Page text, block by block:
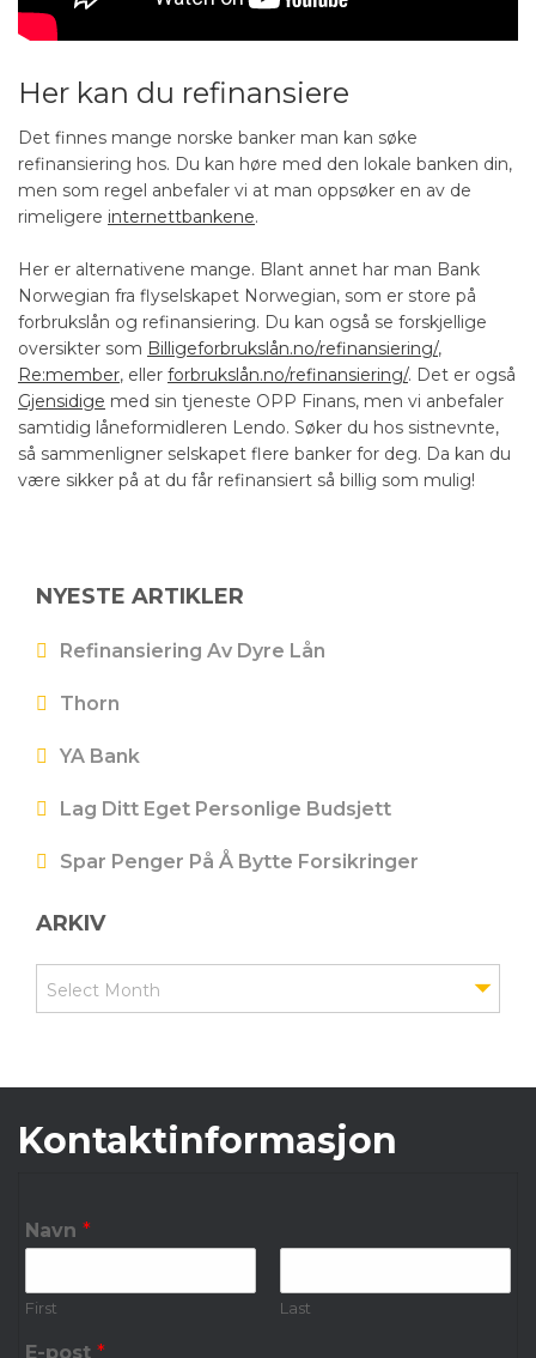
Her kan du refinansiere
Det finnes mange norske banker man kan søke
refinansiering hos. Du kan høre med den lokale banken din,
men som regel anbefaler vi at man oppsøker en av de
rimeligere internettbankene.
Her er alternativene mange. Blant annet har man Bank
Norwegian fra flyselskapet Norwegian, som er store på
forbrukslån og refinansiering. Du kan også se forskjellige
oversikter som Billigeforbrukslån.no/refinansiering/,
Re:member, eller forbrukslån.no/refinansiering/. Det er også
Gjensidige med sin tjeneste OPP Finans, men vi anbefaler
samtidig låneformidleren Lendo. Søker du hos sistnevnte,
så sammenligner selskapet flere banker for deg. Da kan du
være sikker på at du får refinansiert så billig som mulig!
NYESTE ARTIKLER
Refinansiering Av Dyre Lån
Thorn
YA Bank
Lag Ditt Eget Personlige Budsjett
Spar Penger På Å Bytte Forsikringer
ARKIV
Arkiv
Select Month
Kontaktinformasjon
Navn *
First Last
E-post *